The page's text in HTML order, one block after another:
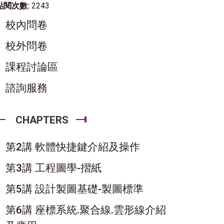
閱次數: 2243
校內問卷
校外問卷
課程討論區
諮詢服務
CHAPTERS
第2講 軟體快捷鍵介紹及操作
第3講 工程圖學-摺紙
第5講 設計製圖基礎-製圖標準
第6講 座標系統.聚合線.雲形線介紹